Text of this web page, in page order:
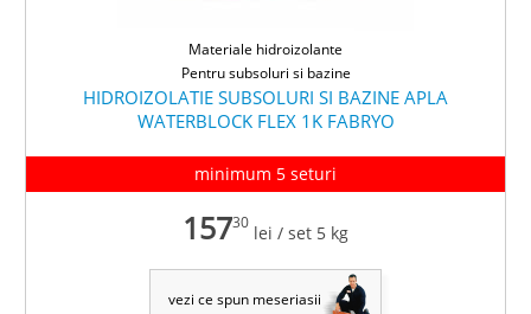
Materiale hidroizolante
Pentru subsoluri si bazine
HIDROIZOLATIE SUBSOLURI SI BAZINE APLA
WATERBLOCK FLEX 1K FABRYO
minimum 5 seturi
15730 lei / set 5 kg
vezi ce spun meseriasii